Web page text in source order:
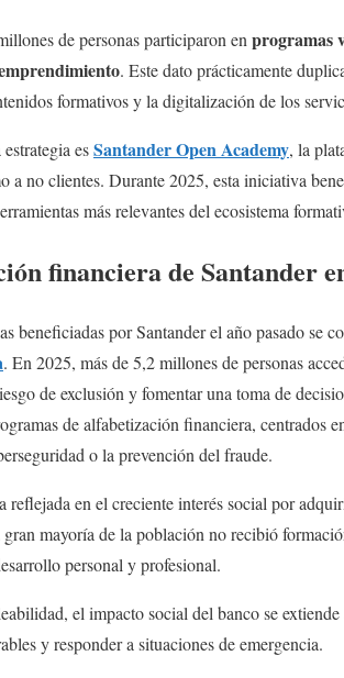
de personas participaron en programas
. Este dato prácticamente
formativos y la digitalización de los
esSantander Open Academy, la
a no clientes. Durante 2025, esta iniciativa
más relevantes del ecosistema
financiera de Santander
beneficiadas por Santander el año pasado se
. En 2025, más de 5,2 millones de personas
de exclusión y fomentar una toma de
de alfabetización financiera, centrados
o la prevención del fraude.
reflejada en el creciente interés social por
mayoría de la población no recibió
personal y profesional.
el impacto social del banco se
y responder a situaciones de emergencia.